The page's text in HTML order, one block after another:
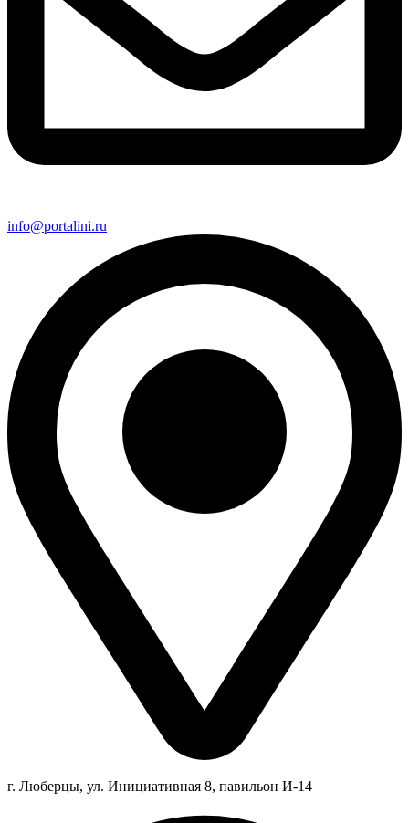
info@portalini.ru
г. Люберцы, ул. Инициативная 8, павильон И-14